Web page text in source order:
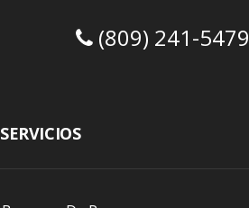
(809) 241-5479
SERVICIOS